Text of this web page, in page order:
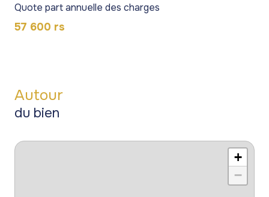
Quote part annuelle des charges
57 600 rs
Autour
du bien
+
−